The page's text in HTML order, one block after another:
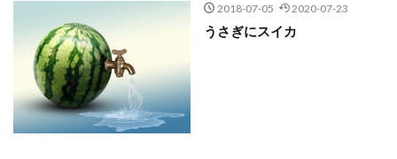
2018-07-05 2020-07-23
うさぎにスイカ